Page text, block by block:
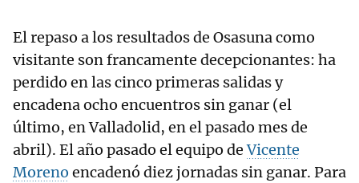
El repaso a los resultados de Osasuna como
visitante son francamente decepcionantes: ha
perdido en las cinco primeras salidas y
encadena ocho encuentros sin ganar (el
último, en Valladolid, en el pasado mes de
abril). El año pasado el equipo deVicente
Moreno encadenó diez jornadas sin ganar. Para